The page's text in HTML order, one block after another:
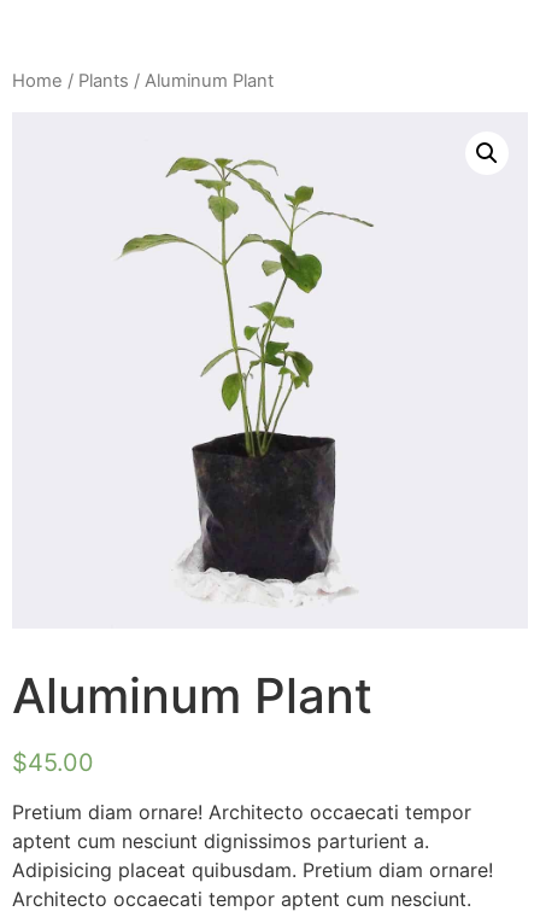
content
Home / Plants / Aluminum Plant
Aluminum Plant
$45.00
Pretium diam ornare! Architecto occaecati tempor
aptent cum nesciunt dignissimos parturient a.
Adipisicing placeat quibusdam. Pretium diam ornare!
Architecto occaecati tempor aptent cum nesciunt.